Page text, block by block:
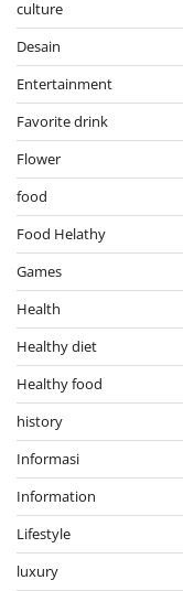
culture
Desain
Entertainment
Favorite drink
Flower
food
Food Helathy
Games
Health
Healthy diet
Healthy food
history
Informasi
Information
Lifestyle
luxury